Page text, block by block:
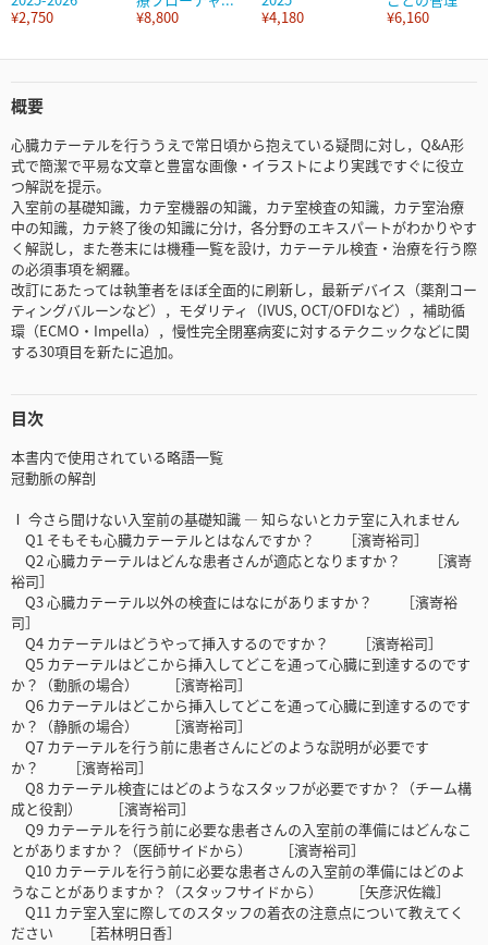
¥2,750
¥8,800
¥4,180
¥6,160
概要
心臓カテーテルを行ううえで常日頃から抱えている疑問に対し，Q&A形
式で簡潔で平易な文章と豊富な画像・イラストにより実践ですぐに役立
つ解説を提示。
入室前の基礎知識，カテ室機器の知識，カテ室検査の知識，カテ室治療
中の知識，カテ終了後の知識に分け，各分野のエキスパートがわかりやす
く解説し，また巻末には機種一覧を設け，カテーテル検査・治療を行う際
の必須事項を網羅。
改訂にあたっては執筆者をほぼ全面的に刷新し，最新デバイス（薬剤コー
ティングバルーンなど），モダリティ（IVUS, OCT/OFDIなど），補助循
環（ECMO・Impella），慢性完全閉塞病変に対するテクニックなどに関
する30項目を新たに追加。
目次
本書内で使用されている略語一覧
冠動脈の解剖
Ⅰ 今さら聞けない入室前の基礎知識 ― 知らないとカテ室に入れません
Q1 そもそも心臓カテーテルとはなんですか？ ［濱嵜裕司］
Q2 心臓カテーテルはどんな患者さんが適応となりますか？ ［濱嵜
裕司］
Q3 心臓カテーテル以外の検査にはなにがありますか？ ［濱嵜裕
司］
Q4 カテーテルはどうやって挿入するのですか？ ［濱嵜裕司］
Q5 カテーテルはどこから挿入してどこを通って心臓に到達するのです
か？（動脈の場合） ［濱嵜裕司］
Q6 カテーテルはどこから挿入してどこを通って心臓に到達するのです
か？（静脈の場合） ［濱嵜裕司］
Q7 カテーテルを行う前に患者さんにどのような説明が必要です
か？ ［濱嵜裕司］
Q8 カテーテル検査にはどのようなスタッフが必要ですか？（チーム構
成と役割） ［濱嵜裕司］
Q9 カテーテルを行う前に必要な患者さんの入室前の準備にはどんなこ
とがありますか？（医師サイドから） ［濱嵜裕司］
Q10 カテーテルを行う前に必要な患者さんの入室前の準備にはどのよ
うなことがありますか？（スタッフサイドから） ［矢彦沢佐織］
Q11 カテ室入室に際してのスタッフの着衣の注意点について教えてく
ださい ［若林明日香］